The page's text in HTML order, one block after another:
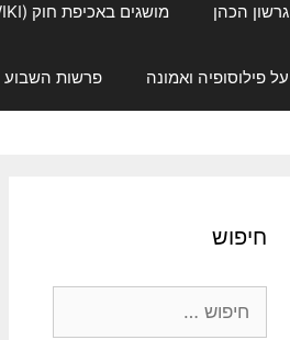
גרשון הכהן מושגים באכיפת חוק (WIKI)
על פילוסופיה ואמונה פרשות השבוע
חיפוש